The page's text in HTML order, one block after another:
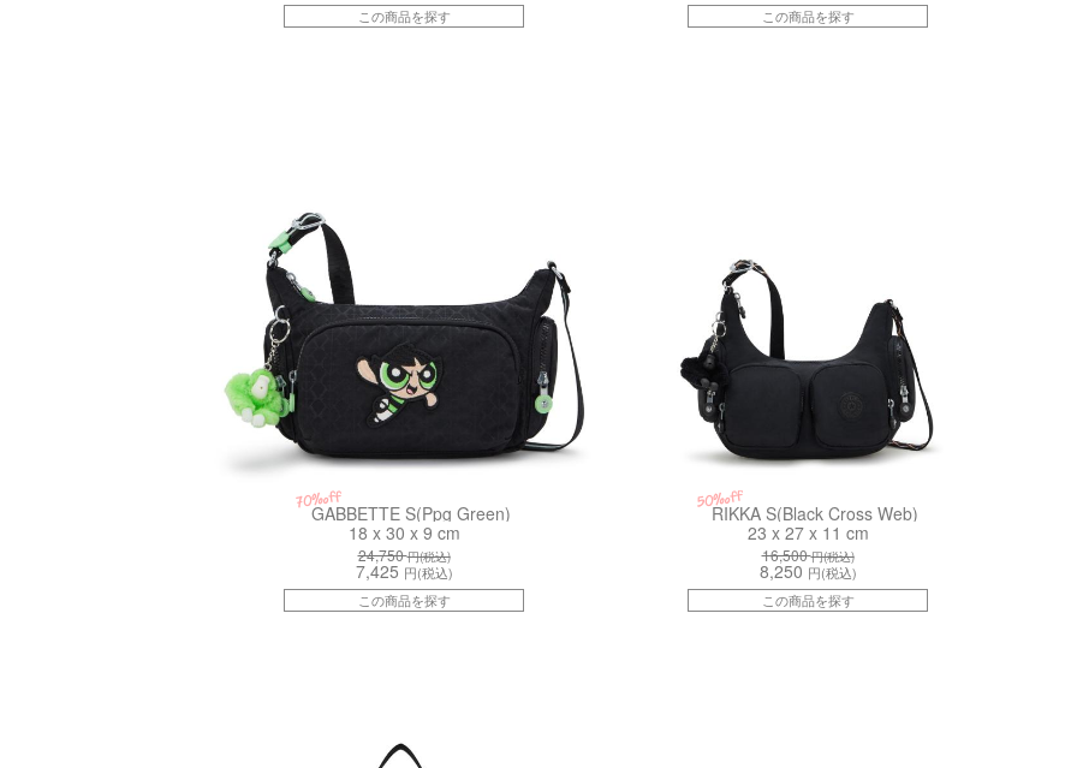
この商品を探す
この商品を探す
70%off
GABBETTE S(Ppg Green)
18 x 30 x 9 cm
24,750円(税込)
7,425 円(税込)
この商品を探す
50%off
RIKKA S(Black Cross Web)
23 x 27 x 11 cm
16,500円(税込)
8,250 円(税込)
この商品を探す